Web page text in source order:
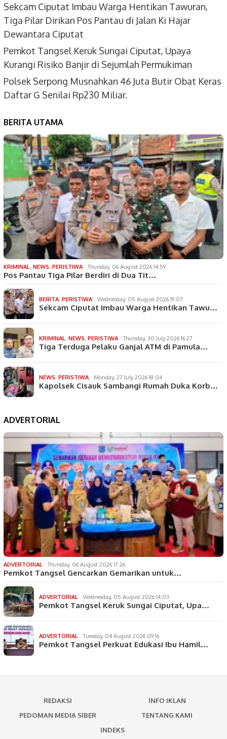
Sekcam Ciputat Imbau Warga Hentikan Tawuran,
Tiga Pilar Dirikan Pos Pantau di Jalan Ki Hajar
Dewantara Ciputat
Pemkot Tangsel Keruk Sungai Ciputat, Upaya
Kurangi Risiko Banjir di Sejumlah Permukiman
Polsek Serpong Musnahkan 46 Juta Butir Obat Keras
Daftar G Senilai Rp230 Miliar.
BERITA UTAMA
KRIMINAL, NEWS, PERISTIWA Thursday, 06 August 2026 14:59
Pos Pantau Tiga Pilar Berdiri di Dua Tit…
BERITA, PERISTIWA Wednesday, 05 August 2026 19:07
Sekcam Ciputat Imbau Warga Hentikan Tawu…
KRIMINAL, NEWS, PERISTIWA Thursday, 30 July 2026 16:27
Tiga Terduga Pelaku Ganjal ATM di Pamula…
NEWS, PERISTIWA Monday, 27 July 2026 18:04
Kapolsek Cisauk Sambangi Rumah Duka Korb…
ADVERTORIAL
ADVERTORIAL Thursday, 06 August 2026 17:26
Pemkot Tangsel Gencarkan Gemarikan untuk…
ADVERTORIAL Wednesday, 05 August 2026 14:03
Pemkot Tangsel Keruk Sungai Ciputat, Upa…
ADVERTORIAL Tuesday, 04 August 2026 09:16
Pemkot Tangsel Perkuat Edukasi Ibu Hamil…
REDAKSI
INFO IKLAN
PEDOMAN MEDIA SIBER
TENTANG KAMI
INDEKS